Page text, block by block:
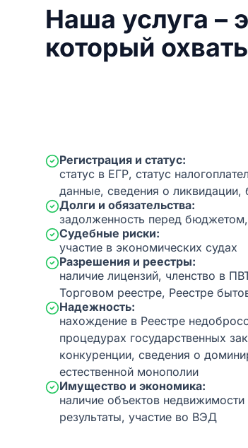
Наша услуга –
который
Регистрация и статус:
статус в ЕГР, статус
данные, сведения о ликвидации,
Долги и обязательства:
задолженность перед
Судебные риски:
участие в экономических судах
Разрешения и реестры:
наличие лицензий, членство в
Торговом реестре, Реестре
Надежность:
нахождение в Реестре
процедурах государственных
конкуренции, сведения о
естественной монополии
Имущество и экономика:
наличие объектов
результаты, участие во ВЭД